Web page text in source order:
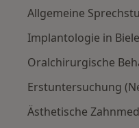
Allgemeine
Implantologie in
Oralchirurgische
Erstuntersuchung
Ästhetische